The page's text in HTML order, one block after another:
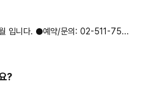
입니다. ●예약/문의: 02-511-75...
?